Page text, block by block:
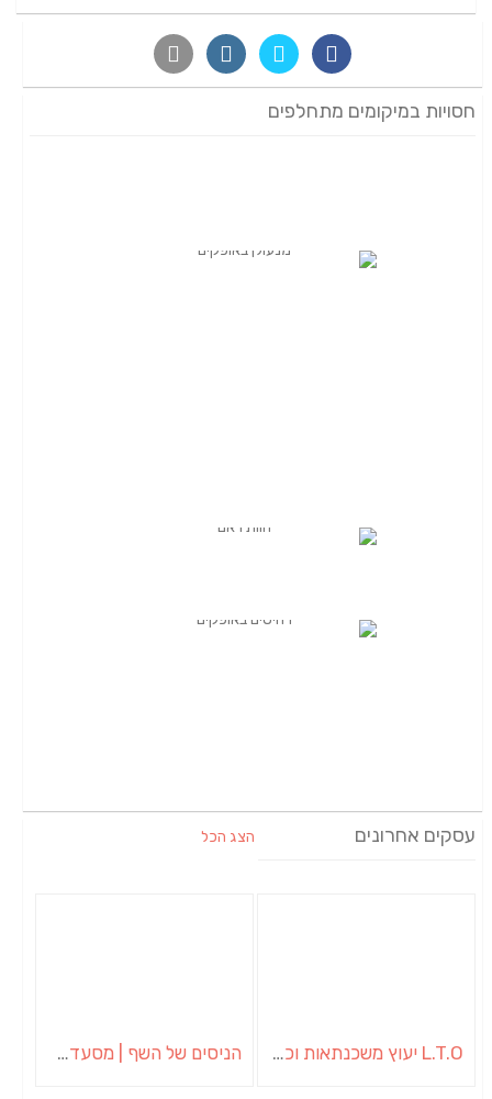
חסויות במיקומים מתחלפים
עסקים אחרונים הצג הכל
L.T.O יעוץ משכנתאות וכלכלת משפחה | יועץ משכנתאות באשכול הניסים של השף | מסעדת שף בבית | ארוחות גורמה